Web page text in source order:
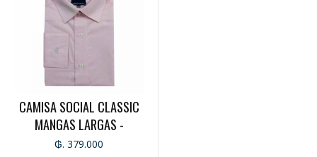
CAMISA SOCIAL CLASSIC
MANGAS LARGAS -
CABALLERO
₲. 379.000